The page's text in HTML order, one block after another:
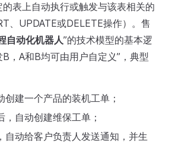
表上自动执行或触发与该表相关的
、UPDATE或DELETE操作）。售
自动化机器人”的技术模型的基本逻
，A和B均可由用户自定义”，典型
创建一个产品的装机工单；
，自动创建维保工单；
自动给客户负责人发送通知，并生